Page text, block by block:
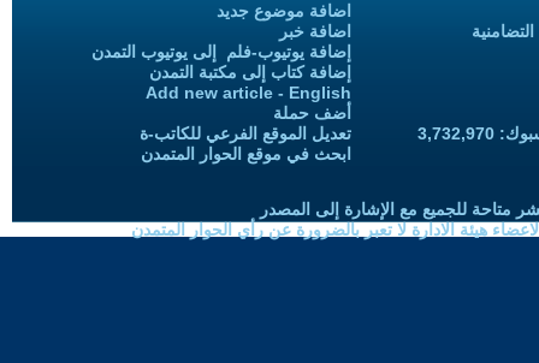
اضافة موضوع جديد
اضافة خبر
إضافة يوتيوب-فلم إلى يوتيوب التمدن
إضافة كتاب إلى مكتبة التمدن
Add new article - English
أضف حملة
تعديل الموقع الفرعي للكاتب-ة
ابحث في موقع الحوار المتمدن
متاحة للجميع مع الإشارة إلى المصدر
هيئة الادارة لا تعبر بالضرورة عن رأي الحوار المتمدن